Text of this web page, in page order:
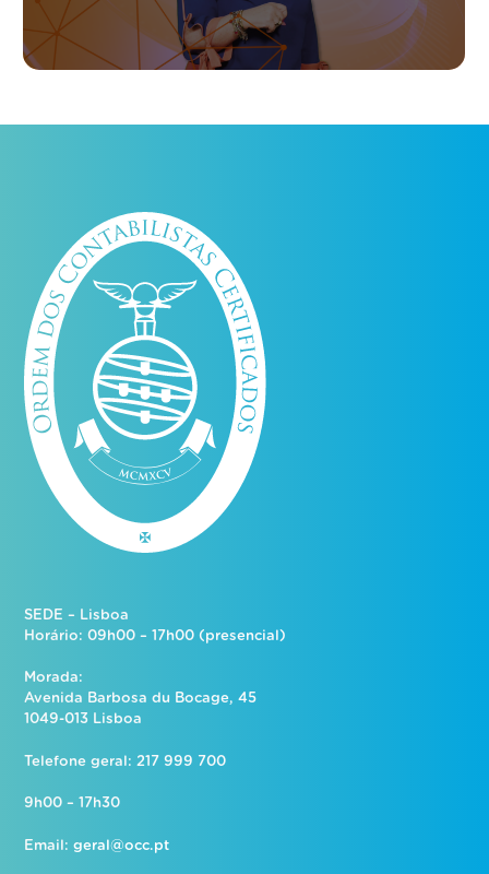
SEDE – Lisboa
Horário: 09h00 – 17h00 (presencial)
Morada:
Avenida Barbosa du Bocage, 45
1049-013 Lisboa
Telefone geral: 217 999 700
9h00 – 17h30
Email:geral@occ.pt